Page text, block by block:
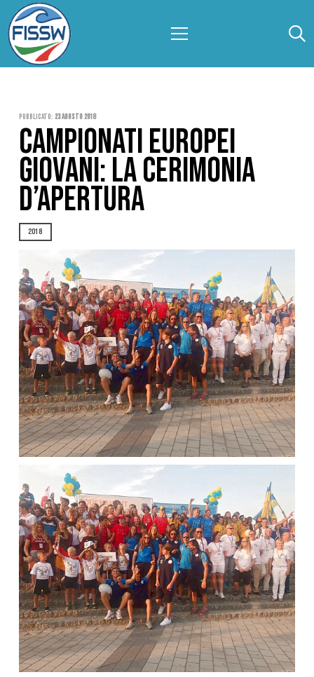
Pubblicato: 23 Agosto 2018
CAMPIONATI EUROPEI
GIOVANI: LA CERIMONIA
D’APERTURA
2018